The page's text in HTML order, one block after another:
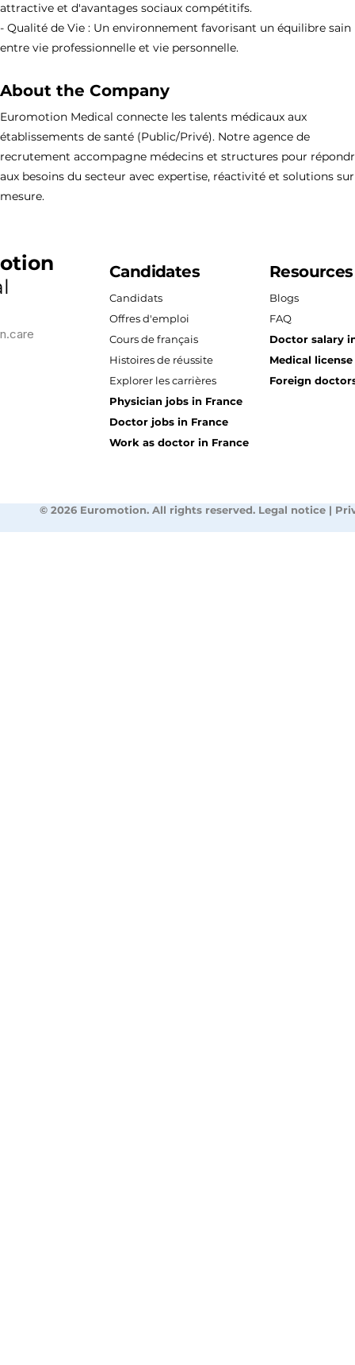
attractive et d'avantages sociaux compétitifs.
- Qualité de Vie : Un environnement favorisant un équilibre sain
entre vie professionnelle et vie personnelle.
About the Company
Euromotion Medical connecte les talents médicaux aux
établissements de santé (Public/Privé). Notre agence de
recrutement accompagne médecins et structures pour
aux besoins du secteur avec expertise, réactivité et solutions sur
mesure.
Candidates
Candidats
Offres d'emploi
Cours de français
Histoires de réussite
Explorer les carrières
Physician jobs in France
Doctor jobs in France
Work as doctor in France
Resources
Blogs
FAQ
Doctor salary
Medical
Foreign
© 2026 Euromotion. All rights reserved. Legal notice |